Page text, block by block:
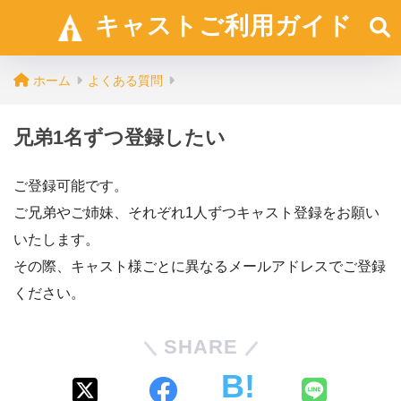
キャストご利用ガイド
ホーム よくある質問
兄弟1名ずつ登録したい
ご登録可能です。
ご兄弟やご姉妹、それぞれ1人ずつキャスト登録をお願い
いたします。
その際、キャスト様ごとに異なるメールアドレスでご登録
ください。
SHARE